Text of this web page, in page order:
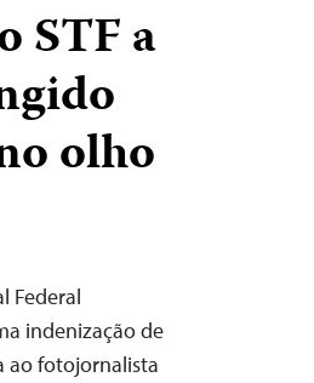
STF a
olho
Federal
indenização de
ao fotojornalista